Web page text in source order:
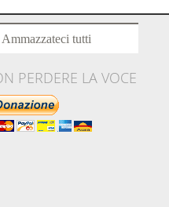
Ammazzateci tutti
PERDERE LA VOCE